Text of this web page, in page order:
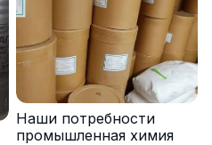
Наши потребности
промышленная химия